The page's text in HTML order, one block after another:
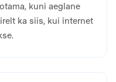
kuni aeglane
ka siis, kui internet